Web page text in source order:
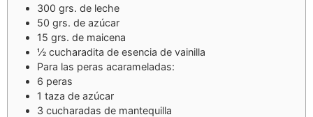
300 grs. de leche
50 grs. de azúcar
15 grs. de maicena
½ cucharadita de esencia de vainilla
Para las peras acarameladas:
6 peras
1 taza de azúcar
3 cucharadas de mantequilla